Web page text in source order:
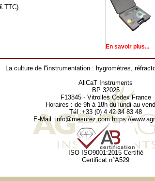
TTC)
En savoir plus...
La culture de l''instrumentation : hygromètres,
AllCaT Instruments
BP 32025
F13845 - Vitrolles Cedex France
Horaires : de 9h à 18h du lundi au
Tél :+33 (0) 4 42 34 83 48
E-Mail :info@mesurez.com https://
ISO ISO9001:2015 Certifié
Certificat n°A529